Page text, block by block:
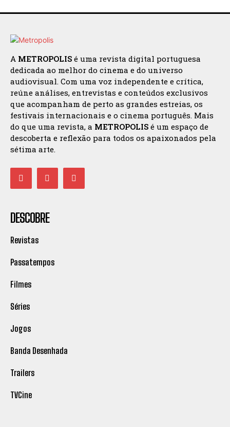
A METROPOLIS é uma revista digital portuguesa
dedicada ao melhor do cinema e do universo
audiovisual. Com uma voz independente e crítica,
reúne análises, entrevistas e conteúdos exclusivos
que acompanham de perto as grandes estreias, os
festivais internacionais e o cinema português. Mais
do que uma revista, a METROPOLIS é um espaço de
descoberta e reflexão para todos os apaixonados pela
sétima arte.
DESCOBRE
Revistas
Passatempos
Filmes
Séries
Jogos
Banda Desenhada
Trailers
TVCine